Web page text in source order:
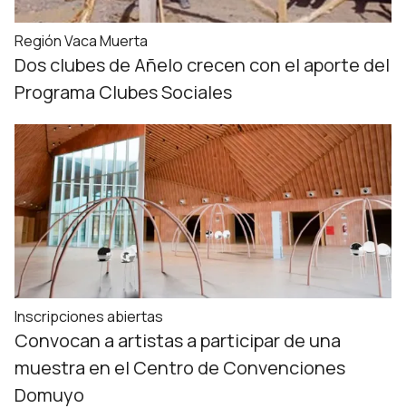
Región Vaca Muerta
Dos clubes de Añelo crecen con el aporte del
Programa Clubes Sociales
Inscripciones abiertas
Convocan a artistas a participar de una
muestra en el Centro de Convenciones
Domuyo